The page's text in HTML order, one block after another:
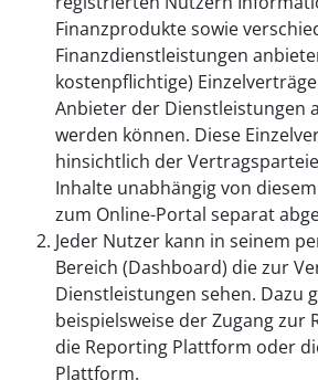
Finanzprodukte sowie
Finanzdienstleistungen
kostenpflichtige)
Anbieter der Dienstleistungen
werden können. Diese
hinsichtlich der
Inhalte unabhängig von
zum Online-Portal separat
Jeder Nutzer kann in seinem
Bereich (Dashboard) die zur
Dienstleistungen sehen. Dazu
beispielsweise der Zugang zur
die Reporting Plattform oder
Plattform.